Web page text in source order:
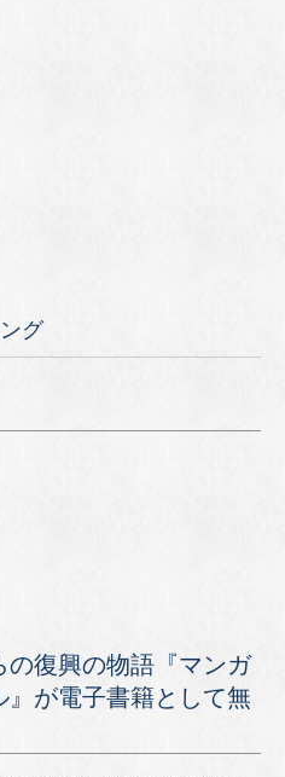
グ
の復興の物語『マンガ
』が電子書籍として無